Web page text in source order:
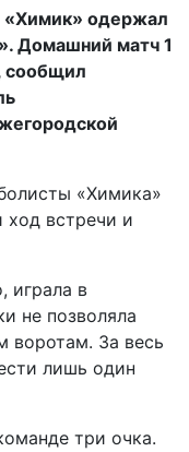
«Химик» одержал
Домашний матч 1
сообщил
«Химика»
ход встречи и
играла в
не позволяла
воротам. За весь
лишь один
три очка.